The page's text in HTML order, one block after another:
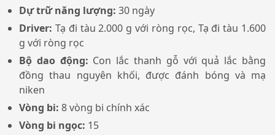
Dự trữ năng lượng: 30 ngày
Driver: Tạ đi tàu 2.000 g với ròng rọc, Tạ đi tàu 1.600
g với ròng rọc
Bộ dao động: Con lắc thanh gỗ với quả lắc bằng
đồng thau nguyên khối, được đánh bóng và mạ
niken
Vòng bi: 8 vòng bi chính xác
Vòng bi ngọc: 15